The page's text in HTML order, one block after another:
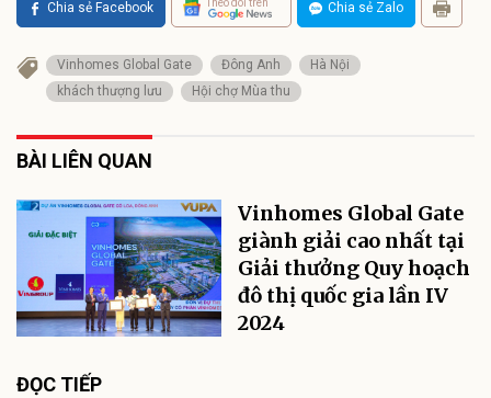
Chia sẻ Facebook Theo dõi trên Chia sẻ Zalo
Vinhomes Global Gate Đông Anh
Hà Nội
khách thượng lưu
Hội chợ Mùa thu
BÀI LIÊN QUAN
Vinhomes Global Gate
giành giải cao nhất tại
Giải thưởng Quy hoạch
đô thị quốc gia lần IV
2024
ĐỌC TIẾP